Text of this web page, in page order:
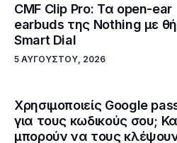
CMF Clip Pro: Τα open-ear
earbuds της Nothing με
Smart Dial
5 ΑΥΓΟΎΣΤΟΥ, 2026
Χρησιμοποιείς Google
για τους κωδικούς σου;
μπορούν να τους